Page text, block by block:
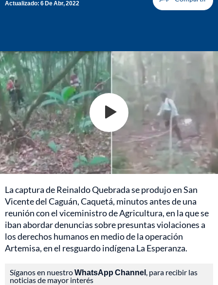
Actualizado: 6 De Abr, 2022
La captura de Reinaldo Quebrada se produjo en San
Vicente del Caguán, Caquetá, minutos antes de una
reunión con el viceministro de Agricultura, en la que se
iban abordar denuncias sobre presuntas violaciones a
los derechos humanos en medio de la operación
Artemisa, en el resguardo indígena La Esperanza.
Síganos en nuestroWhatsApp Channel , para recibir las
noticias de mayor interés